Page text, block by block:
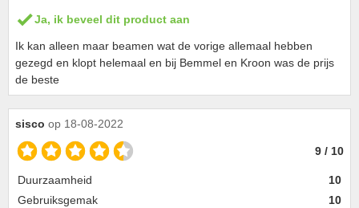
Ja, ik beveel dit product aan
Ik kan alleen maar beamen wat de vorige allemaal hebben
gezegd en klopt helemaal en bij Bemmel en Kroon was de prijs
de beste
sisco op 18-08-2022
9 / 10
Duurzaamheid
10
Gebruiksgemak
10